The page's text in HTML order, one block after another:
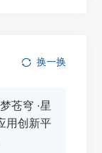
换一换
苍穹 ·星
用创新平